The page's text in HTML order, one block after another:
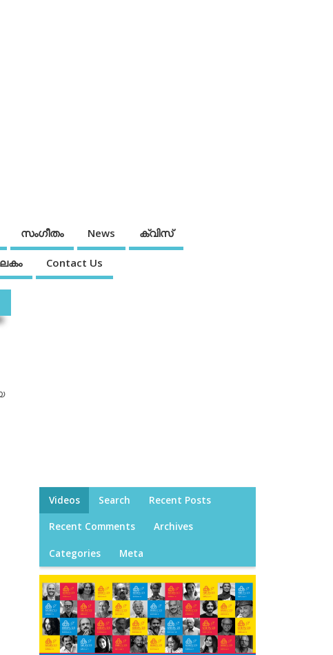
സംഗീതം News ക്വിസ്
Contact Us
Videos Search Recent Posts
Recent Comments Archives
Categories Meta